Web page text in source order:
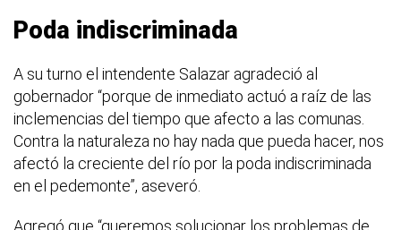
Poda indiscriminada
A su turno el intendente Salazar agradeció al
gobernador “porque de inmediato actuó a raíz de las
inclemencias del tiempo que afecto a las comunas.
Contra la naturaleza no hay nada que pueda hacer, nos
afectó la creciente del río por la poda indiscriminada
en el pedemonte”, aseveró.
Agregó que “queremos solucionar los problemas de